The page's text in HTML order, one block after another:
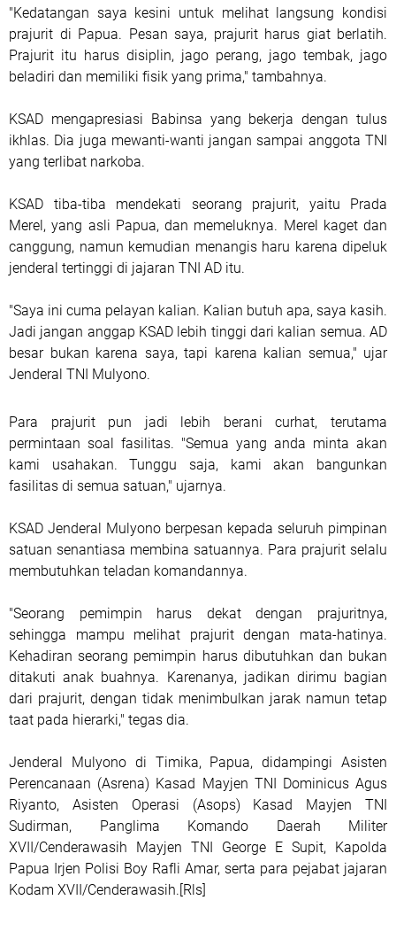
"Kedatangan saya kesini untuk melihat langsung kondisi
prajurit di Papua. Pesan saya, prajurit harus giat berlatih.
Prajurit itu harus disiplin, jago perang, jago tembak, jago
beladiri dan memiliki fisik yang prima," tambahnya.
KSAD mengapresiasi Babinsa yang bekerja dengan tulus
ikhlas. Dia juga mewanti-wanti jangan sampai anggota TNI
yang terlibat narkoba.
KSAD tiba-tiba mendekati seorang prajurit, yaitu Prada
Merel, yang asli Papua, dan memeluknya. Merel kaget dan
canggung, namun kemudian menangis haru karena dipeluk
jenderal tertinggi di jajaran TNI AD itu.
"Saya ini cuma pelayan kalian. Kalian butuh apa, saya kasih.
Jadi jangan anggap KSAD lebih tinggi dari kalian semua. AD
besar bukan karena saya, tapi karena kalian semua," ujar
Jenderal TNI Mulyono.
Para prajurit pun jadi lebih berani curhat, terutama
permintaan soal fasilitas. "Semua yang anda minta akan
kami usahakan. Tunggu saja, kami akan bangunkan
fasilitas di semua satuan," ujarnya.
KSAD Jenderal Mulyono berpesan kepada seluruh pimpinan
satuan senantiasa membina satuannya. Para prajurit selalu
membutuhkan teladan komandannya.
"Seorang pemimpin harus dekat dengan prajuritnya,
sehingga mampu melihat prajurit dengan mata-hatinya.
Kehadiran seorang pemimpin harus dibutuhkan dan bukan
ditakuti anak buahnya. Karenanya, jadikan dirimu bagian
dari prajurit, dengan tidak menimbulkan jarak namun tetap
taat pada hierarki," tegas dia.
Jenderal Mulyono di Timika, Papua, didampingi Asisten
Perencanaan (Asrena) Kasad Mayjen TNI Dominicus Agus
Riyanto, Asisten Operasi (Asops) Kasad Mayjen TNI
Sudirman, Panglima Komando Daerah Militer
XVII/Cenderawasih Mayjen TNI George E Supit, Kapolda
Papua Irjen Polisi Boy Rafli Amar, serta para pejabat jajaran
Kodam XVII/Cenderawasih.[Rls]